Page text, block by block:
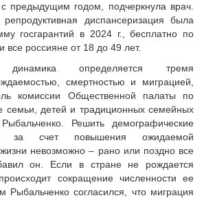
совета
предыдущим годом, подчеркнула врач.
диспансеризация была
госгарантий в 2024 г., бесплатно по
россияне от 18 до 49 лет.
динамика определяется тремя
смертностью и миграцией,
комиссии Общественной палаты по
семьи, детей и традиционных семейных
Решить демографические
за счет повышения ожидаемой
невозможно – рано или поздно все
он. Если в стране не рождается
сокращение численности ее
Рыбальченко согласился, что миграция